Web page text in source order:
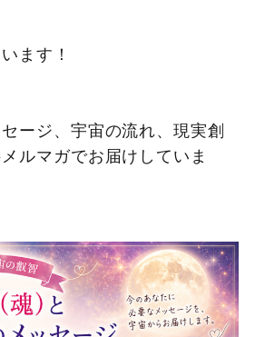
ます！
ージ、宇宙の流れ、現実創
ルマガでお届けしていま